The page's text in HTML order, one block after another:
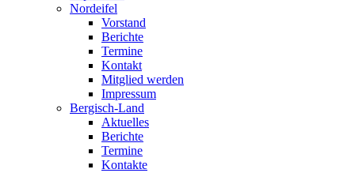
Nordeifel
Vorstand
Berichte
Termine
Kontakt
Mitglied werden
Impressum
Bergisch-Land
Aktuelles
Berichte
Termine
Kontakte